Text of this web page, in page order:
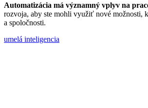
Automatizácia má významný vplyv na
rozvoja, aby ste mohli využiť nové možnosti,
a spoločnosti.
umelá inteligencia